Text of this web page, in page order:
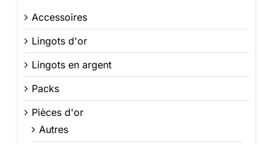
Accessoires
Lingots d'or
Lingots en argent
Packs
Pièces d'or
Autres